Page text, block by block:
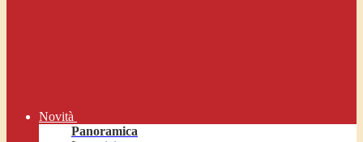
Novità
Panoramica